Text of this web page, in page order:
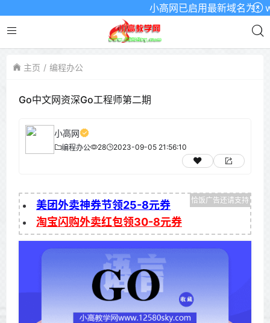
小高网已启用最新域名为：
主页 编程办公
Go中文网资深Go工程师第二期
小高网
编程办公 28 2023-09-05 21:56:10
美团外卖神券节领25-8元券
淘宝闪购外卖红包领30-8元券